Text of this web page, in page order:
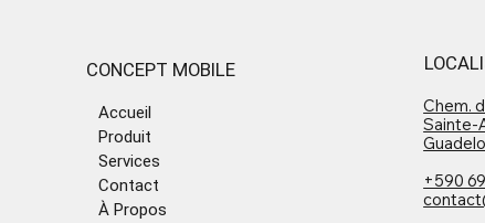
CONCEPT MOBILE
Accueil
Produit
Services
Contact
À Propos
Chem.
Sainte-
+590